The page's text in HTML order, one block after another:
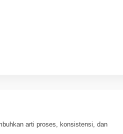
arti proses, konsistensi, dan